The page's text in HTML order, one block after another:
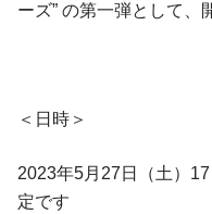
ーズ” の第一弾として、
＜日時＞
2023年5月27日（土）
定です